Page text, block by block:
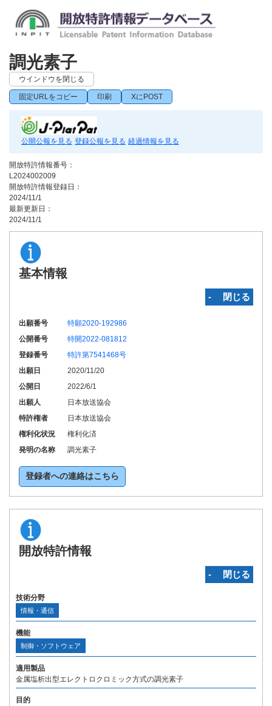
調光素子
ウインドウを閉じる
固定URLをコピー 印刷 XにPOST
公開公報を見る 登録公報を見る 経過情報を見る
開放特許情報番号：
L2024002009
開放特許情報登録日：
2024/11/1
最新更新日：
2024/11/1
基本情報
‐ 閉じる
出願番号
特願2020-192986
公開番号
特開2022-081812
登録番号
特許第7541468号
出願日
2020/11/20
公開日
2022/6/1
出願人
日本放送協会
特許権者
日本放送協会
権利化状況
権利化済
発明の名称
調光素子
登録者への連絡はこちら
開放特許情報
‐ 閉じる
技術分野
情報・通信
機能
制御・ソフトウェア
適用製品
金属塩析出型エレクトロクロミック方式の調光素子
目的